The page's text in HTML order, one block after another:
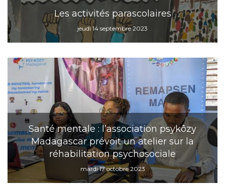
Les activités parascolaires
jeudi 14 septembre 2023
Santé mentale : l’association psykôzy
Madagascar prévoit un atelier sur la
réhabilitation psychosociale
mardi 17 octobre 2023